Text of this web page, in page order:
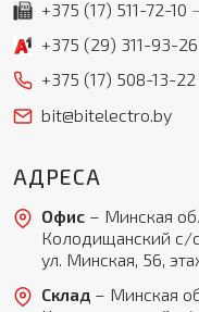
+375 (17) 511-72-10
+375 (29) 311-93-26
+375 (17) 508-13-22
bit@bitelectro.by
АДРЕСА
Офис– Минская
Колодищанский с/
ул. Минская, 56,
Склад– Минская